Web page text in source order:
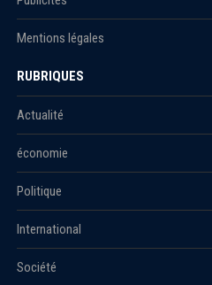
Mentions légales
RUBRIQUES
Actualité
économie
Politique
International
Société